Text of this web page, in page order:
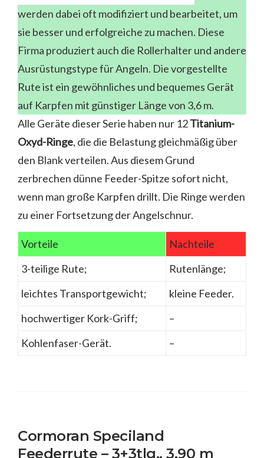
werden dabei oft modifiziert und bearbeitet, um
sie besser und erfolgreiche zu machen. Diese
Firma produziert auch die Rollerhalter und andere
Ausrüstungstype für Angeln. Die vorgestellte
Rute ist ein gewöhnliches und bequemes Gerät
auf Karpfen mit günstiger Länge von 3,6 m.
Alle Geräte dieser Serie haben nur 12Titanium-
Oxyd-Ringe, die die Belastung gleichmäßig über
den Blank verteilen. Aus diesem Grund
zerbrechen dünne Feeder-Spitze sofort nicht,
wenn man große Karpfen drillt. Die Ringe werden
zu einer Fortsetzung der Angelschnur.
Vorteile
Nachteile
3-teilige Rute;
Rutenlänge;
leichtes Transportgewicht;
kleine Feeder.
hochwertiger Kork-Griff;
–
Kohlenfaser-Gerät.
–
Cormoran Speciland
Feederrute – 3+3tlg., 3.90 m